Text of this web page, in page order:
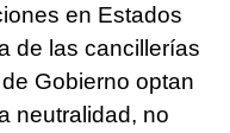
en Estados
de las cancillerías
Gobierno optan
neutralidad, no